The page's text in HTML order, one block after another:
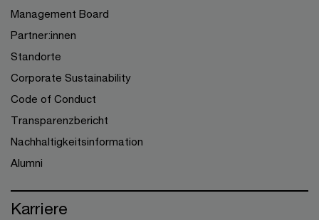
Management Board
Partner:innen
Standorte
Corporate Sustainability
Code of Conduct
Transparenzbericht
Nachhaltigkeitsinformation
Alumni
Karriere